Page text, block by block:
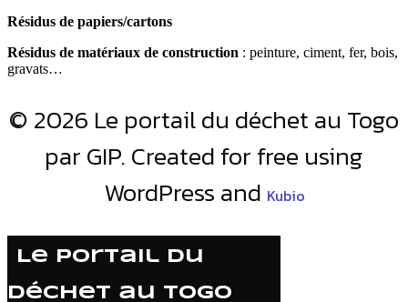
Résidus de papiers/cartons
Résidus de matériaux de construction : peinture, ciment, fer, bois,
gravats…
© 2026 Le portail du déchet au Togo
par GIP. Created for free using
WordPress and Kubio
Le portail du
déchet au Togo